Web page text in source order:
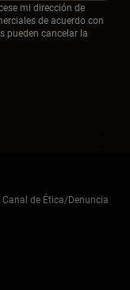
mi dirección de
de acuerdo con
pueden cancelar la
Canal de Ética/Denuncia